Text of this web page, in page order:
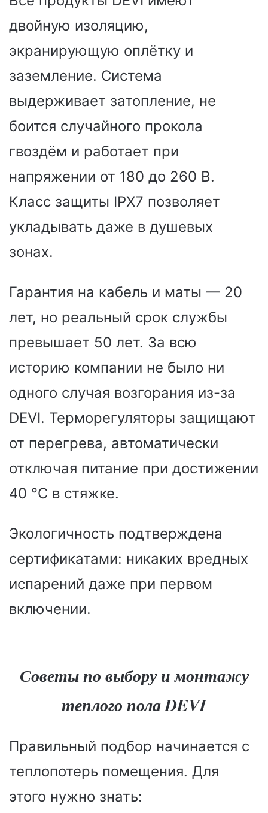
двойную изоляцию,
экранирующую оплётку и
заземление. Система
выдерживает затопление, не
боится случайного прокола
гвоздём и работает при
напряжении от 180 до 260 В.
Класс защиты IPX7 позволяет
укладывать даже в душевых
зонах.
Гарантия на кабель и маты — 20
лет, но реальный срок службы
превышает 50 лет. За всю
историю компании не было ни
одного случая возгорания из-за
DEVI. Терморегуляторы защищают
от перегрева, автоматически
отключая питание при достижении
40 °C в стяжке.
Экологичность подтверждена
сертификатами: никаких вредных
испарений даже при первом
включении.
Советы по выбору и монтажу
теплого пола DEVI
Правильный подбор начинается с
теплопотерь помещения. Для
этого нужно знать: